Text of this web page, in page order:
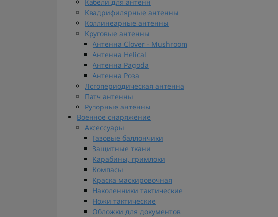
Кабели для антенн
Квадрифилярные антенны
Коллинеарные антенны
Круговые антенны
Антенна Clover - Mushroom
Антенна Helical
Антенна Pagoda
Антенна Роза
Логопериодическая антенна
Патч антенны
Рупорные антенны
Военное снаряжение
Аксессуары
Газовые баллончики
Защитные ткани
Карабины, гримлоки
Компасы
Краска маскировочная
Наколенники тактические
Ножи тактические
Обложки для документов